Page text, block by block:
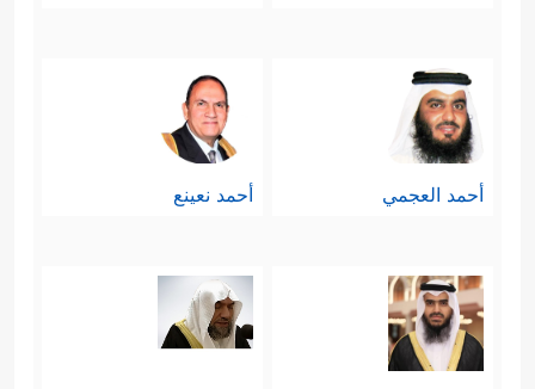
أحمد العجمي أحمد نعينع